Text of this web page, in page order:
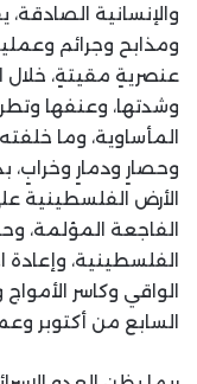
والإنسانية الصادقة،
ومذابح وجرائم
عنصريةٍ مقيتةٍ، خلال
وشدتها، وعنفها
المأساوية، وما
وحصارٍ ودمارٍ
الأرض الفلسطينية
الفاجعة المؤلمة،
الفلسطينية، وإعادة
الواقي وكاسر
السابع من أكتوبر